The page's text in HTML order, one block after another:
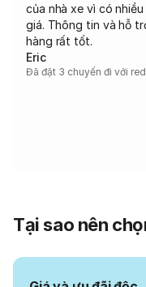
của nhà xe vì có nhiều
giá. Thông tin và hỗ
hàng rất tốt.
Eric
Đã đặt 3 chuyến đi với
Tại sao nên